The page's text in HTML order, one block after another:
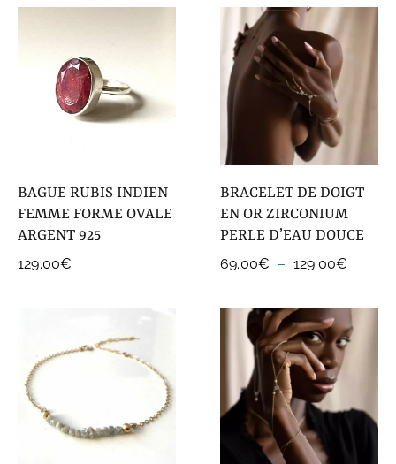
Idées Cadeaux
NOUVEAUTES
BAGUE RUBIS INDIEN
FEMME FORME OVALE
ARGENT 925
129.00€
BRACELET DE DOIGT
EN OR ZIRCONIUM
PERLE D’EAU DOUCE
69.00€ – 129.00€
69.00€
à